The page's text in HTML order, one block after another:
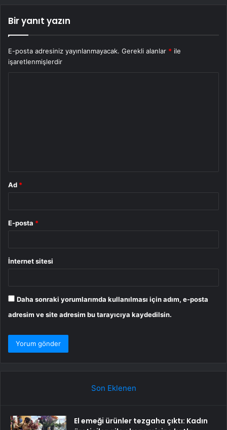
Bir yanıt yazın
E-posta adresiniz yayınlanmayacak. Gerekli alanlar * ile
işaretlenmişlerdir
Ad *
E-posta *
İnternet sitesi
Daha sonraki yorumlarımda kullanılması için adım, e-posta
adresim ve site adresim bu tarayıcıya kaydedilsin.
Son Eklenen
El emeği ürünler tezgaha çıktı: Kadın